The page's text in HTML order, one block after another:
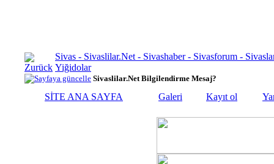
Sivas - Sivaslilar.Net - Sivashaber - Sivasforum -
Yiğidolar
Sivaslilar.Net Bilgilendirme Mesaj?
SİTE ANA SAYFA Galeri Kayıt ol